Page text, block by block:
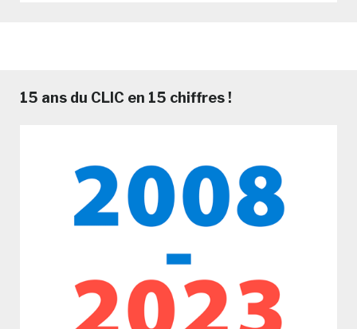
15 ans du CLIC en 15 chiffres !